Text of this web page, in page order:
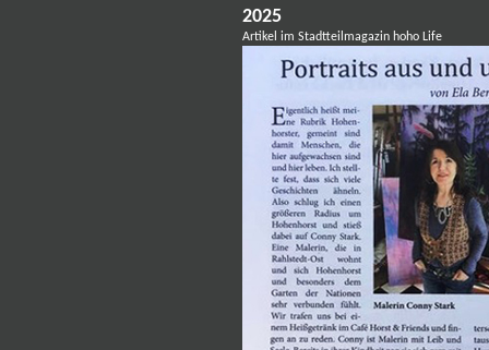
2025
Artikel im Stadtteilmagazin hoho Life